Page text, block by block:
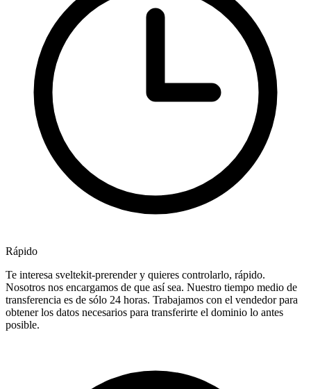
Rápido
Te interesa sveltekit-prerender y quieres controlarlo, rápido.
Nosotros nos encargamos de que así sea. Nuestro tiempo medio de
transferencia es de sólo 24 horas. Trabajamos con el vendedor para
obtener los datos necesarios para transferirte el dominio lo antes
posible.